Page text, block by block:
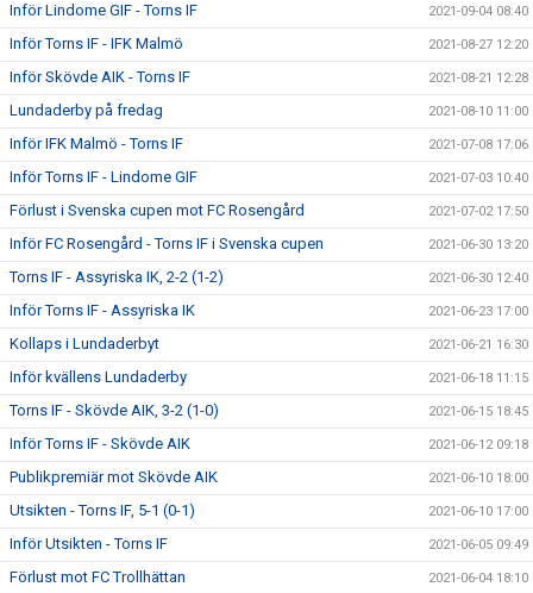
Inför Lindome GIF - Torns IF 2021-09-04 08:40
Inför Torns IF - IFK Malmö 2021-08-27 12:20
Inför Skövde AIK - Torns IF 2021-08-21 12:28
Lundaderby på fredag 2021-08-10 11:00
Inför IFK Malmö - Torns IF 2021-07-08 17:06
Inför Torns IF - Lindome GIF 2021-07-03 10:40
Förlust i Svenska cupen mot FC Rosengård 2021-07-02 17:50
Inför FC Rosengård - Torns IF i Svenska cupen 2021-06-30 13:20
Torns IF - Assyriska IK, 2-2 (1-2) 2021-06-30 12:40
Inför Torns IF - Assyriska IK 2021-06-23 17:00
Kollaps i Lundaderbyt 2021-06-21 16:30
Inför kvällens Lundaderby 2021-06-18 11:15
Torns IF - Skövde AIK, 3-2 (1-0) 2021-06-15 18:45
Inför Torns IF - Skövde AIK 2021-06-12 09:18
Publikpremiär mot Skövde AIK 2021-06-10 18:00
Utsikten - Torns IF, 5-1 (0-1) 2021-06-10 17:00
Inför Utsikten - Torns IF 2021-06-05 09:49
Förlust mot FC Trollhättan 2021-06-04 18:10